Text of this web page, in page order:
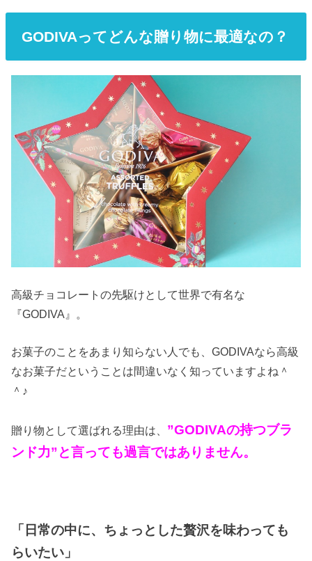
GODIVAってどんな贈り物に最適なの？
高級チョコレートの先駆けとして世界で有名な
『GODIVA』。
お菓子のことをあまり知らない人でも、GODIVAなら高級
なお菓子だということは間違いなく知っていますよね＾
＾♪
贈り物として選ばれる理由は、 ”GODIVAの持つブラ
ンド力”と言っても過言ではありません。
「日常の中に、ちょっとした贅沢を味わっても
らいたい」